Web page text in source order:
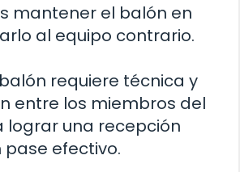
mantener el balón en
al equipo contrario.
requiere técnica y
entre los miembros del
lograr una recepción
pase efectivo.